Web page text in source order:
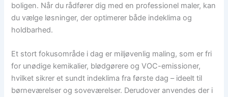
boligen. Når du rådfører dig med en professionel maler, kan
du vælge løsninger, der optimerer både indeklima og
holdbarhed.
Et stort fokusområde i dag er miljøvenlig maling, som er fri
for unødige kemikalier, blødgørere og VOC-emissioner,
hvilket sikrer et sundt indeklima fra første dag – ideelt til
børneværelser og soveværelser. Derudover anvendes der i